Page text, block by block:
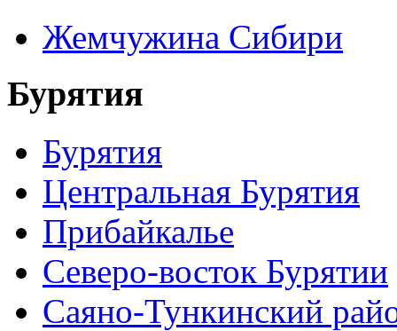
Жемчужина Сибири
Бурятия
Бурятия
Центральная Бурятия
Прибайкалье
Северо-восток Бурятии
Саяно-Тункинский